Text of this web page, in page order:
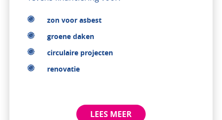
zon voor asbest
groene daken
circulaire projecten
renovatie
LEES MEER